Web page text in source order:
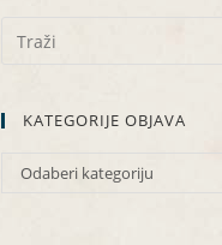
KATEGORIJE OBJAVA
KATEGORIJE
Odaberi kategoriju